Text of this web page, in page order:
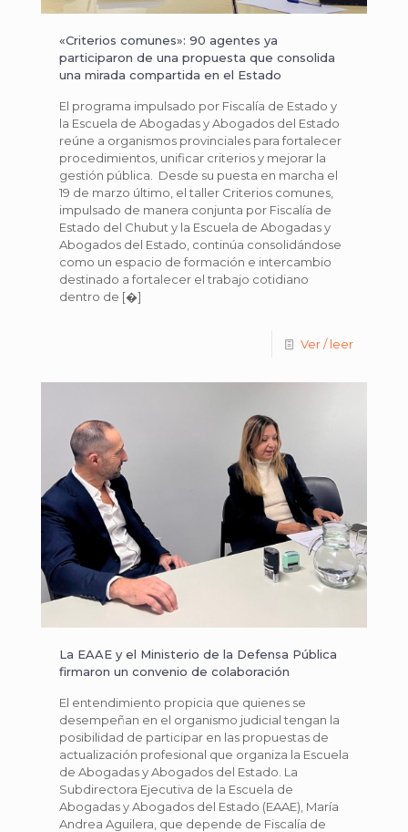
«Criterios comunes»: 90 agentes ya
participaron de una propuesta que consolida
una mirada compartida en el Estado
El programa impulsado por Fiscalía de Estado y
la Escuela de Abogadas y Abogados del Estado
reúne a organismos provinciales para fortalecer
procedimientos, unificar criterios y mejorar la
gestión pública. Desde su puesta en marcha el
19 de marzo último, el taller Criterios comunes,
impulsado de manera conjunta por Fiscalía de
Estado del Chubut y la Escuela de Abogadas y
Abogados del Estado, continúa consolidándose
como un espacio de formación e intercambio
destinado a fortalecer el trabajo cotidiano
dentro de [�]
Ver / leer
La EAAE y el Ministerio de la Defensa Pública
firmaron un convenio de colaboración
El entendimiento propicia que quienes se
desempeñan en el organismo judicial tengan la
posibilidad de participar en las propuestas de
actualización profesional que organiza la Escuela
de Abogadas y Abogados del Estado. La
Subdirectora Ejecutiva de la Escuela de
Abogadas y Abogados del Estado (EAAE), María
Andrea Aguilera, que depende de Fiscalía de